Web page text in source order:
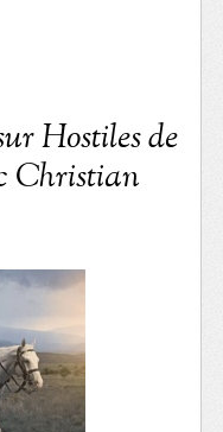
Hostiles de
Christian